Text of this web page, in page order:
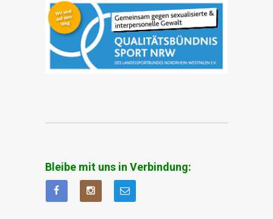
Bleibe mit uns in Verbindung: